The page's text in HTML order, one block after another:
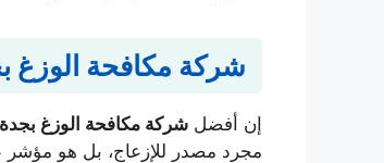
شركة مكافحة الوزغ
إن أفضل شركة مكافحة الوزغ بجدة
مجرد مصدر للإزعاج، بل هو مؤشر